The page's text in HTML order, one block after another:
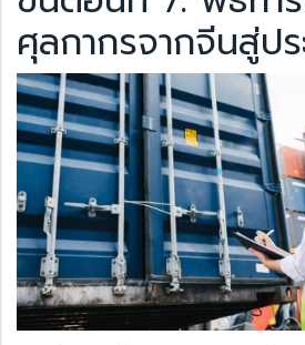
ศุลกากรจากจีนสู่ปร